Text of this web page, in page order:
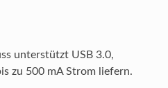
unterstützt USB 3.0,
zu 500 mA Strom liefern.